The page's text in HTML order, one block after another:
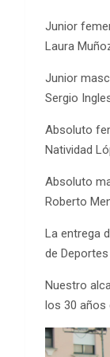
Junior
Laura
Junior
Sergio
Absoluto
Natividad
Absoluto
Roberto
La entrega
de
Nuestro
los 30 años